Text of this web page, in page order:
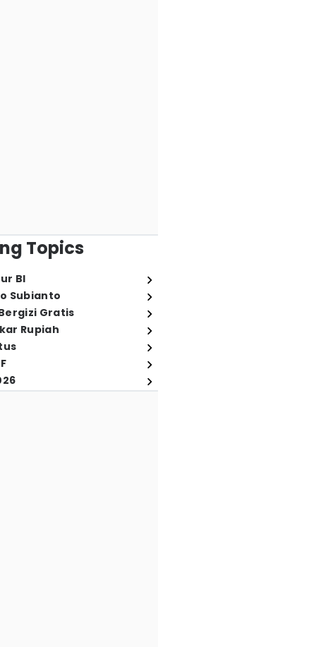
Topics
BI
Subianto
Gratis
Rupiah